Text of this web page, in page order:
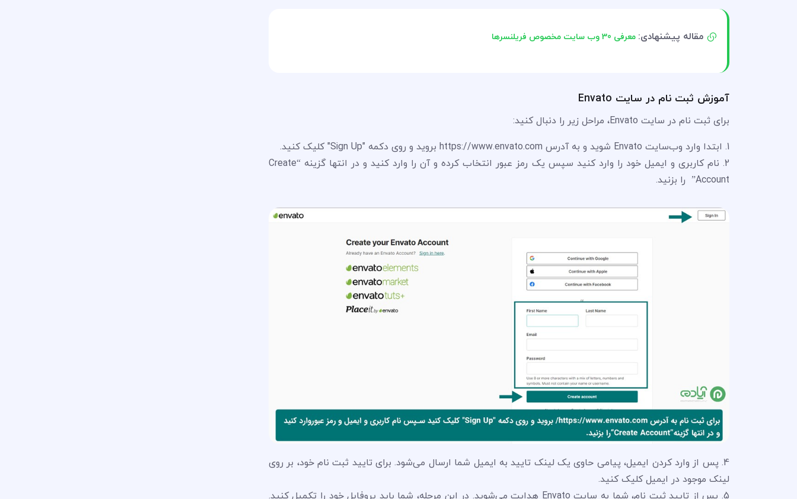
مقاله پیشنهادی: معرفی 30 وب سایت مخصوص فریلنسرها
آموزش ثبت نام در سایت Envato
برای ثبت نام در سایت Envato، مراحل زیر را دنبال کنید:
1. ابتدا وارد وب‌سایت Envato شوید و به آدرس https://www.envato.com بروید و روی دکمه "Sign Up" کلیک کنید.
2. نام کاربری و ایمیل خود را وارد کنید سپس یک رمز عبور انتخاب کرده و آن را وارد کنید و در انتها گزینه “Create
Account” را بزنید.
4. پس از وارد کردن ایمیل، پیامی حاوی یک لینک تایید به ایمیل شما ارسال می‌شود. برای تایید ثبت نام خود، بر روی
لینک موجود در ایمیل کلیک کنید.